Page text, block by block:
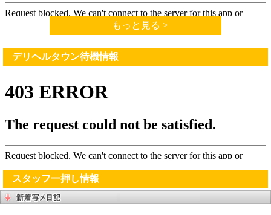
もっと見る >
デリヘルタウン待機情報
スタッフ一押し情報